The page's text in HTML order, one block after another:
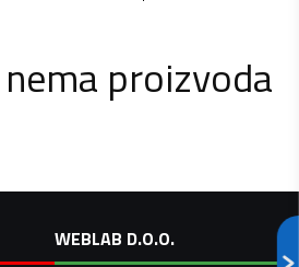
proizvoda
WEBLAB D.O.O.